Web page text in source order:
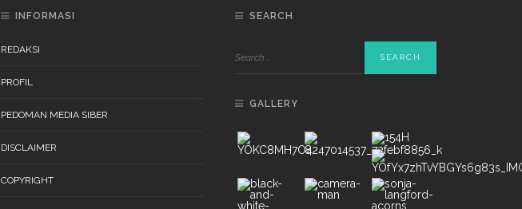
INFORMASI
REDAKSI
PROFIL
PEDOMAN MEDIA SIBER
DISCLAIMER
COPYRIGHT
SEARCH
GALLERY